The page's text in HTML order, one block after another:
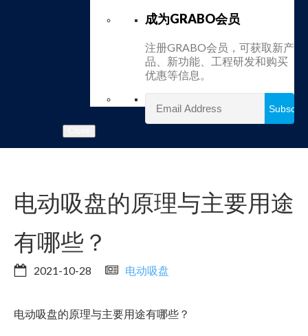
成为GRABO会员
注册GRABO会员，可获取新产
品、新功能、工程研发和购买
优惠等信息。
电动吸盘的原理与主要用途
有哪些？
2021-10-28 电动吸盘
电动吸盘的原理与主要用途有哪些？